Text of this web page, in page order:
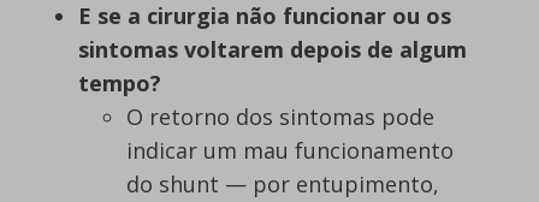
E se a cirurgia não funcionar ou os
sintomas voltarem depois de algum
tempo?
O retorno dos sintomas pode
indicar um mau funcionamento
do shunt — por entupimento,